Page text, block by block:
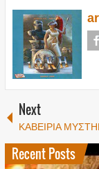
Next
ΚΑΒΕΙΡΙΑ
Recent Posts